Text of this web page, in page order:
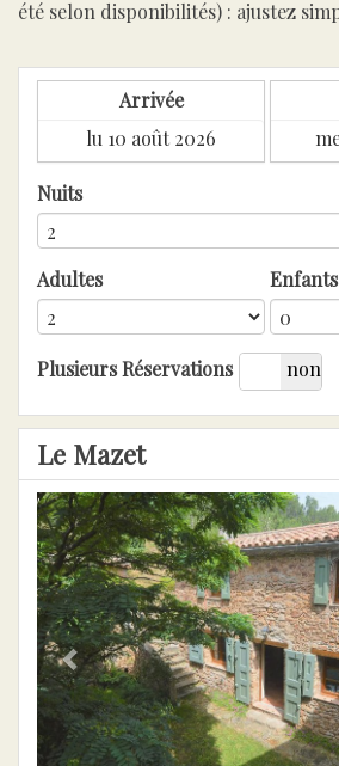
été selon disponibilités) : ajustez
Arrivée
Nuits
Adultes
Plusieurs Réservations
oui non
Le Mazet
Previous